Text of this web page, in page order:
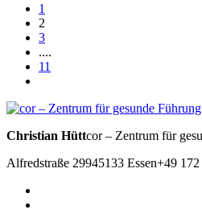
1
2
3
....
11
Christian Hüttcor – Zentrum für
Alfredstraße 29945133 Essen+49